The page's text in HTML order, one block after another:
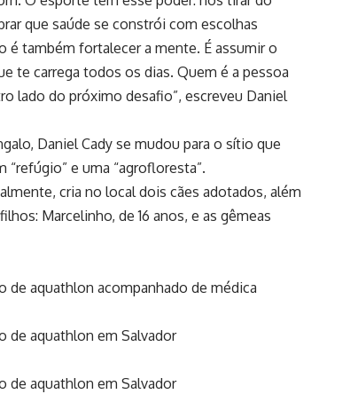
que saúde se constrói com escolhas
é também fortalecer a mente. É assumir o
te carrega todos os dias. Quem é a pessoa
lado do próximo desafio”, escreveu Daniel
Daniel Cady se mudou para o sítio que
e uma “agrofloresta”.
cria no local dois cães adotados, além
Marcelinho, de 16 anos, e as gêmeas
de aquathlon acompanhado de médica
de aquathlon em Salvador
de aquathlon em Salvador